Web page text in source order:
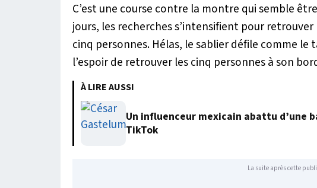
C’est une course contre la montre qui semble
jours, les recherches s’intensifient pour retrouver
cinq personnes. Hélas, le sablier défile comme le
l’espoir de retrouver les cinq personnes à son
À LIRE AUSSI
Un influenceur mexicain abattu d’une
TikTok
La suite après cette